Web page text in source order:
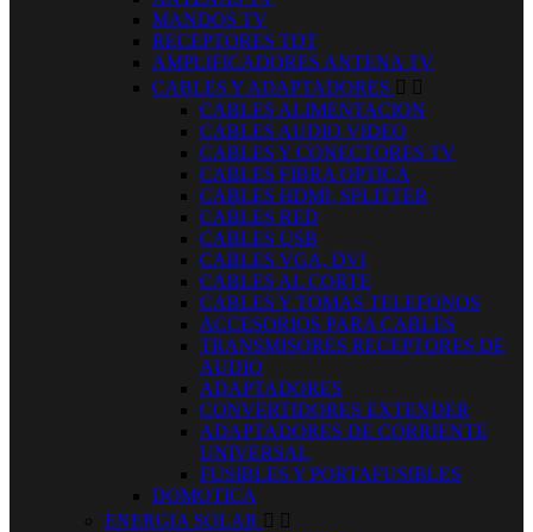
MANDOS TV
RECEPTORES TDT
AMPLIFICADORES ANTENA TV
CABLES Y ADAPTADORES  
CABLES ALIMENTACION
CABLES AUDIO VIDEO
CABLES Y CONECTORES TV
CABLES FIBRA OPTICA
CABLES HDMI, SPLITTER
CABLES RED
CABLES USB
CABLES VGA, DVI
CABLES AL CORTE
CABLES Y TOMAS TELEFONOS
ACCESORIOS PARA CABLES
TRANSMISORES RECEPTORES DE
AUDIO
ADAPTADORES
CONVERTIDORES EXTENDER
ADAPTADORES DE CORRIENTE
UNIVERSAL
FUSIBLES Y PORTAFUSIBLES
DOMOTICA
ENERGIA SOLAR  